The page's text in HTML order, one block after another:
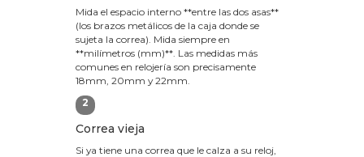
Mida el espacio interno **entre las dos asas**
(los brazos metálicos de la caja donde se
sujeta la correa). Mida siempre en
**milímetros (mm)**. Las medidas más
comunes en relojería son precisamente
18mm, 20mm y 22mm.
2
Correa vieja
Si ya tiene una correa que le calza a su reloj,